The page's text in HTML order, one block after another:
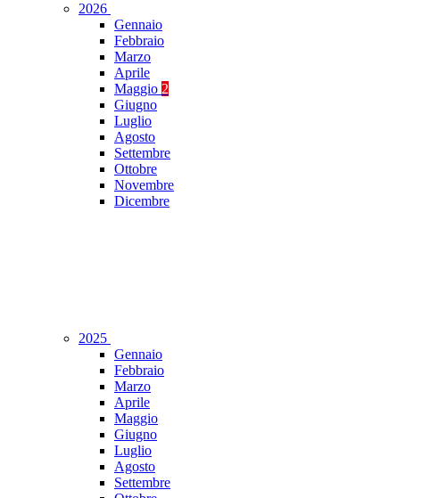
2026
Gennaio
Febbraio
Marzo
Aprile
Maggio 2
Giugno
Luglio
Agosto
Settembre
Ottobre
Novembre
Dicembre
2025
Gennaio
Febbraio
Marzo
Aprile
Maggio
Giugno
Luglio
Agosto
Settembre